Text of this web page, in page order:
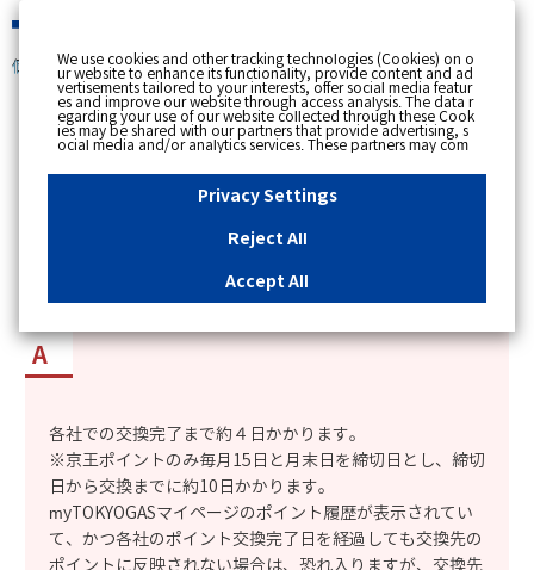
個人のお客さま
[ トップへ戻る ]
カテゴリー表示
更新日時 : 2026/03/02 12:41
パッチョポイントを他のポイントに交換したが反
各社での交換完了まで約４日かかります。
※京王ポイントのみ毎月15日と月末日を締切日とし、締切
日から交換までに約10日かかります。
myTOKYOGASマイページのポイント履歴が表示されてい
て、かつ各社のポイント交換完了日を経過しても交換先の
ポイントに反映されない場合は、恐れ入りますが、交換先
We use cookies and other tracking technologies (Cookies) on o
ur website to enhance its functionality, provide content and ad
vertisements tailored to your interests, offer social media featur
es and improve our website through access analysis. The data r
egarding your use of our website collected through these Cook
ies may be shared with our partners that provide advertising, s
ocial media and/or analytics services. These partners may com
bine the data shared by us with other data that you have provi
ded to them or that they have collected from your use of their s
ervices or other websites to analyse and optimise advertisemen
ts delivered to you by businesses other than us on the internet.
essary Cookies, please click "Reject All". If you agree to the use
of all Cookies, please click "Accept All". To select your preferen
u can change your consent or rejection settings at any time by c
"Privacy Settings"button on this banner or through y
our browser's "Settings". For more information regarding the pr
site, please refer to the link below.Cookies DetailsPrivacy Polic
y
Privacy Settings
Reject All
Accept All